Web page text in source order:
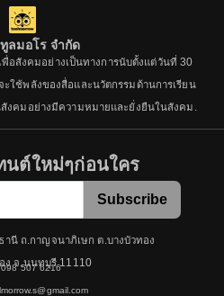
ลมอโร จำกัด
พื่อสังคมอย่างเป็นทางการนับตั้งแต่วันที่ 30
ใช้พลังของสื่อและนวัตกรรมด้านการเรียน
งคมอย่างมีความหมายและยั่งยืนในสังคม.
นต์ใหม่ๆก่อนใคร
Subscribe
นี ถ.กาญจนาภิเษก ต.บางบัวทอง
ง จ.นนทบุรี 11110
098 507 6216